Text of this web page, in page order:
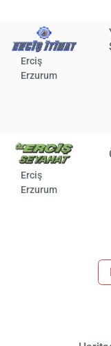
Erciş
Erzurum
Erciş
Erzurum